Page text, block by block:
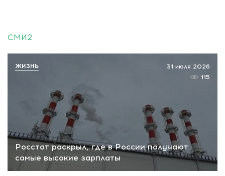
СМИ2
Росстат раскрыл, где в России получают
самые высокие зарплаты
31 июля 2026
115
ЖИЗНЬ